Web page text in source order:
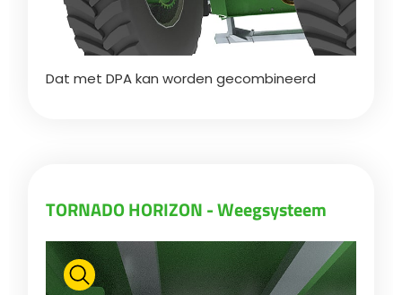
Dat met DPA kan worden gecombineerd
TORNADO HORIZON - Weegsysteem